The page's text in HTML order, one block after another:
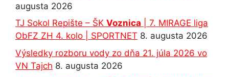
augusta 2026
TJ Sokol Repište – ŠK Voznica | 7. MIRAGE liga
ObFZ ZH 4. kolo | SPORTNET 8. augusta 2026
Výsledky rozboru vody zo dňa 21. júla 2026 vo
VN Tajch 8. augusta 2026